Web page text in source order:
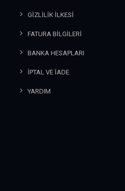
GİZLİLİK İLKESİ
FATURA BİLGİLERİ
BANKA HESAPLARI
İPTAL VE İADE
YARDIM